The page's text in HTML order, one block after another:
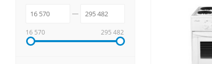
16 570 295 482